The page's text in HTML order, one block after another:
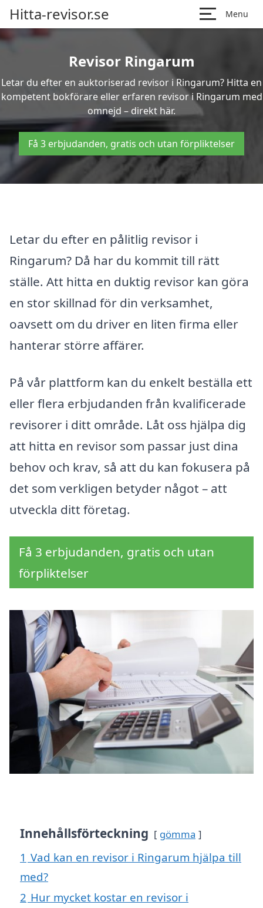
Hitta-revisor.se Menu
Revisor Ringarum
Letar du efter en auktoriserad revisor i Ringarum? Hitta en
kompetent bokförare eller erfaren revisor i Ringarum med
omnejd – direkt här.
Få 3 erbjudanden, gratis och utan förpliktelser
Letar du efter en pålitlig revisor i
Ringarum? Då har du kommit till rätt
ställe. Att hitta en duktig revisor kan göra
en stor skillnad för din verksamhet,
oavsett om du driver en liten firma eller
hanterar större affärer.
På vår plattform kan du enkelt beställa ett
eller flera erbjudanden från kvalificerade
revisorer i ditt område. Låt oss hjälpa dig
att hitta en revisor som passar just dina
behov och krav, så att du kan fokusera på
det som verkligen betyder något – att
utveckla ditt företag.
Få 3 erbjudanden, gratis och utan
förpliktelser
Innehållsförteckning gömma
1 Vad kan en revisor i Ringarum hjälpa till
med?
2 Hur mycket kostar en revisor i